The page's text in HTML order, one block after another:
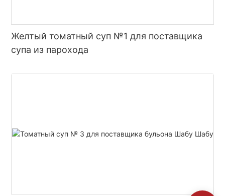
Желтый томатный суп №1 для поставщика
супа из парохода